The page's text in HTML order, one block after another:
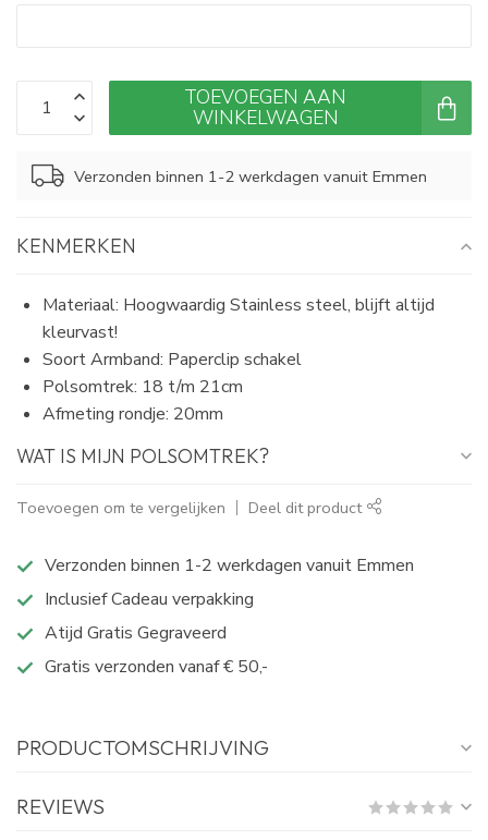
TOEVOEGEN AAN
WINKELWAGEN
Verzonden binnen 1-2 werkdagen vanuit Emmen
KENMERKEN
Materiaal: Hoogwaardig Stainless steel, blijft altijd
kleurvast!
Soort Armband: Paperclip schakel
Polsomtrek: 18 t/m 21cm
Afmeting rondje: 20mm
WAT IS MIJN POLSOMTREK?
Toevoegen om te vergelijken Deel dit product
Verzonden binnen 1-2 werkdagen vanuit Emmen
Inclusief Cadeau verpakking
Atijd Gratis Gegraveerd
Gratis verzonden vanaf € 50,-
PRODUCTOMSCHRIJVING
REVIEWS